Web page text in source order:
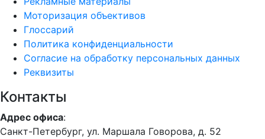
Моторизация объективов
Глоссарий
Политика конфиденциальности
Согласие на обработку персональных данных
Реквизиты
Контакты
Адрес офиса:
Санкт-Петербург, ул. Маршала Говорова, д. 52